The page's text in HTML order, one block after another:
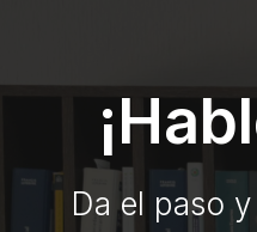
Da el paso